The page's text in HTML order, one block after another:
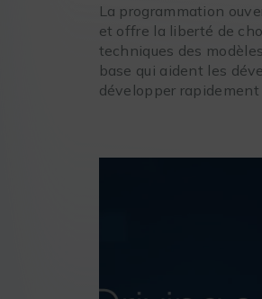
La programmation
et offre la liberté de
techniques des
base qui aident les
développer